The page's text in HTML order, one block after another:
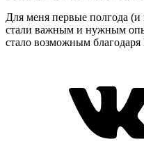
Для меня первые полгода (и
стали важным и нужным
стало возможным